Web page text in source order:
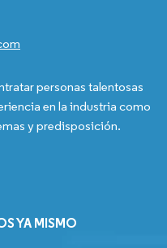
personas talentosas
en la industria como
y predisposición.
YA MISMO